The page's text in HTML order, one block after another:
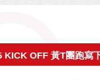
KICK OFF 黃T團跑寫